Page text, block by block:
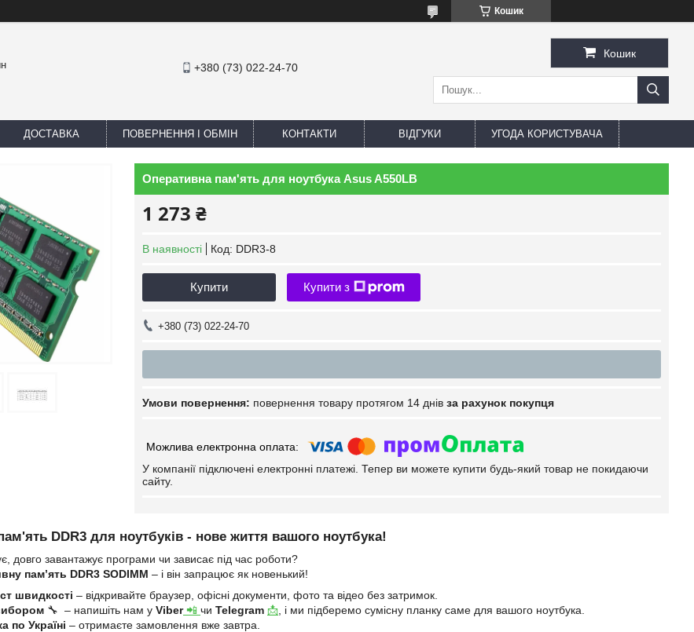
Кошик
+380 (73) 022-24-70
Кошик
ДОСТАВКА ПОВЕРНЕННЯ І ОБМІН КОНТАКТИ ВІДГУКИ УГОДА КОРИСТУВАЧА
Оперативна пам'ять для ноутбука Asus A550LB
1 273 ₴
В наявності Код: DDR3-8
Купити Купити з
+380 (73) 022-24-70
повернення товару протягом 14 днів за рахунок покупця
У компанії підключені електронні платежі. Тепер ви можете купити будь-який товар не покидаючи
сайту.
DDR3 для ноутбуків - нове життя вашого ноутбука!
довго завантажує програми чи зависає під час роботи?
пам’ять DDR3 SODIMM – і він запрацює як новенький!
швидкості – відкривайте браузер, офісні документи, фото та відео без затримок.
🔧 – напишіть нам у Viber📲 чи Telegram 📩 , і ми підберемо сумісну планку саме для вашого ноутбука.
по Україні – отримаєте замовлення вже завтра.